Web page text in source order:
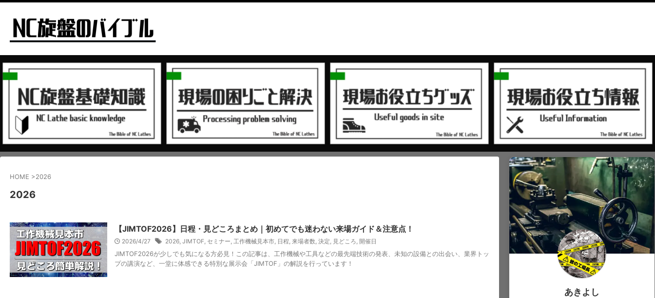
HOME >2026
2026
【JIMTOF2026】日程・見どころまとめ｜初めてでも迷わない来場ガイド＆注意点！
2026/4/27 2026 JIMTOF セミナー 工作機械見本市 日程 来場者数 決定 見どころ 開催日
JIMTOF2026が少しでも気になる方必見！この記事は、工作機械や工具などの最先端技術の発表、未知の設備との出会い、業界トッ
プの講演など、一堂に体感できる特別な展示会「JIMTOF」の解説を行っています！
あきよし